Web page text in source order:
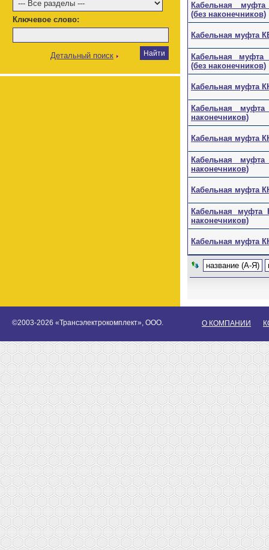
Ключевое слово:
Детальный поиск
Кабельная муфта
(без наконечников)
Кабельная муфта
Кабельная муфта
(без наконечников)
Кабельная муфта
Кабельная муфта
наконечников)
Кабельная муфта
Кабельная муфта
наконечников)
Кабельная муфта
Кабельная муфта
наконечников)
Кабельная муфта
название (А-Я)
©2003-2026 «Трансэлектрокомплект», ООО. О КОМПАНИИ